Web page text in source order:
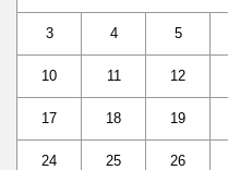
3 4 5
10 11 12
17 18 19
24 25 26